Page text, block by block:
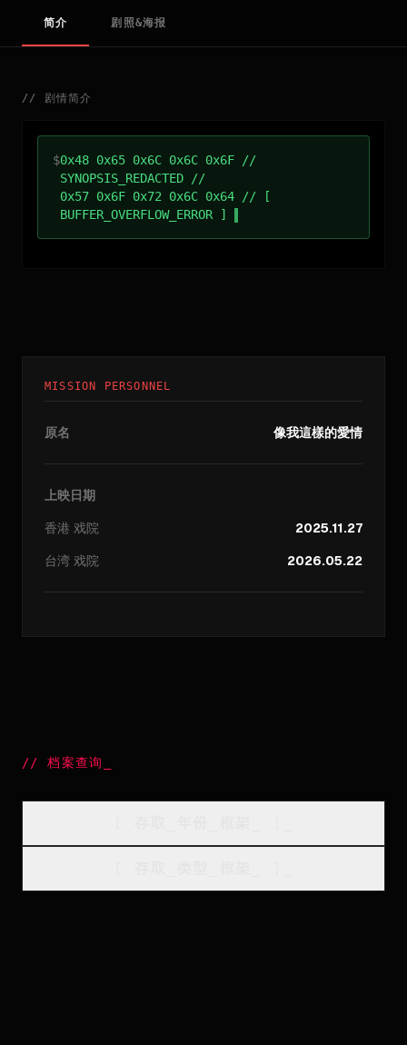
简介 剧照&海报
// 剧情简介
$0x48 0x65 0x6C 0x6C 0x6F //
SYNOPSIS_REDACTED //
0x57 0x6F 0x72 0x6C 0x64 // [
BUFFER_OVERFLOW_ERROR ]
MISSION PERSONNEL
原名 像我這樣的愛情
上映日期
香港 戏院
2025.11.27
台湾 戏院 2026.05.22
//档案查询